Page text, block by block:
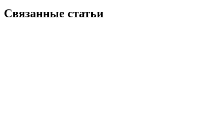
Связанные статьи